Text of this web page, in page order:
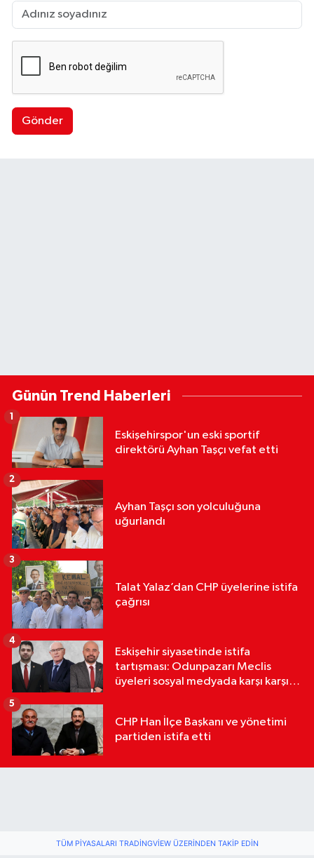
Gönder
Günün Trend Haberleri
Eskişehirspor'un eski sportif
direktörü Ayhan Taşçı vefat etti
1
Ayhan Taşçı son yolculuğuna
uğurlandı
2
Talat Yalaz’dan CHP üyelerine istifa
çağrısı
3
Eskişehir siyasetinde istifa
tartışması: Odunpazarı Meclis
üyeleri sosyal medyada karşı karşıya
4
CHP Han İlçe Başkanı ve yönetimi
partiden istifa etti
5
TÜM PIYASALARI TRADINGVIEW ÜZERINDEN TAKIP EDIN